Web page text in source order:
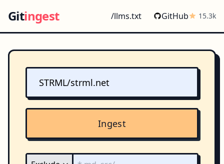
Gitingest /llms.txt GitHub 15.3k
Ingest